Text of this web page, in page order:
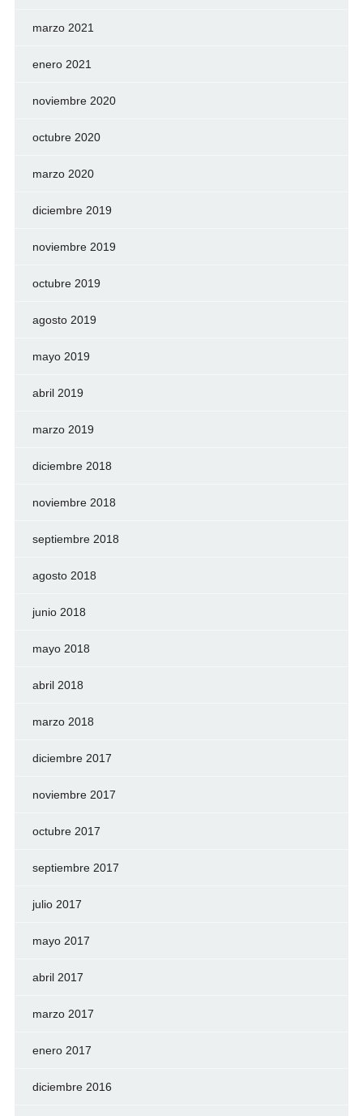
marzo 2021
enero 2021
noviembre 2020
octubre 2020
marzo 2020
diciembre 2019
noviembre 2019
octubre 2019
agosto 2019
mayo 2019
abril 2019
marzo 2019
diciembre 2018
noviembre 2018
septiembre 2018
agosto 2018
junio 2018
mayo 2018
abril 2018
marzo 2018
diciembre 2017
noviembre 2017
octubre 2017
septiembre 2017
julio 2017
mayo 2017
abril 2017
marzo 2017
enero 2017
diciembre 2016